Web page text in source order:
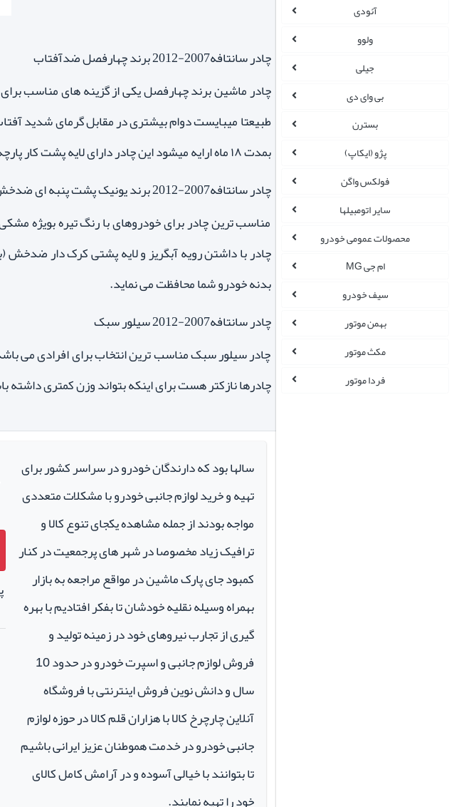
آئودی
ولوو
جیلی
بی وای دی
بسترن
پژو (ایکاپ)
فولکس واگن
سایر اتومبیلها
محصولات عمومی خودرو
ام جی MG
سیف خودرو
بهمن موتور
مکث موتور
فردا موتور
چادر سانتافه2007-2012 برند چهارفصل ضدآفتاب
چادر ماشین برند چهارفصل یکی از گزینه های مناسب
طبیعتا میبایست دوام بیشتری در مقابل گرمای شدید
بمدت ۱۸ ماه ارایه میشود این چادر دارای لایه پشت کار پارچه ای مانند می باشد که به رنگ بدنه خودرو نچسبد.
چادر سانتافه2007-2012 برند یونیک پشت پنبه ای ضدخش
مناسب ترین چادر برای خودروهای با رنگ تیره بویژه
چادر با داشتن رویه آبگریز و لایه پشتی کرک دار ضدخش
بدنه خودرو شما محافظت می نماید.
چادر سانتافه2007-2012 سیلور سبک
چادر سیلور سبک مناسب ترین انتخاب برای افرادی می
چادرها نازکتر هست برای اینکه بتواند وزن کمتری
سالها بود که دارندگان خودرو در سراسر کشور برای
تهیه و خرید لوازم جانبی خودرو با مشکلات متعددی
مواجه بودند از جمله مشاهده یکجای تنوع کالا و
ترافیک زیاد مخصوصا در شهر های پرجمعیت در کنار
کمبود جای پارک ماشین در مواقع مراجعه به بازار
بهمراه وسیله نقلیه خودشان تا بفکر افتادیم با بهره
گیری از تجارب نیروهای خود در زمینه تولید و
فروش لوازم جانبی و اسپرت خودرو در حدود 10
سال و دانش نوین فروش اینترنتی با فروشگاه
آنلاین چارچرخ کالا با هزاران قلم کالا در حوزه لوازم
جانبی خودرو در خدمت هموطنان عزیز ایرانی باشیم
تا بتوانند با خیالی آسوده و در آرامش کامل کالای
خود را تهیه نمایند.